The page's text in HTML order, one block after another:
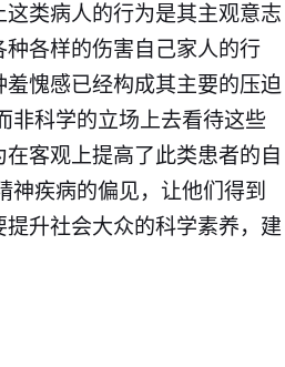
类病人的行为是其主观意志
各样的伤害自己家人的行
愧感已经构成其主要的压迫
非科学的立场上去看待这些
客观上提高了此类患者的自
疾病的偏见，让他们得到
升社会大众的科学素养，建